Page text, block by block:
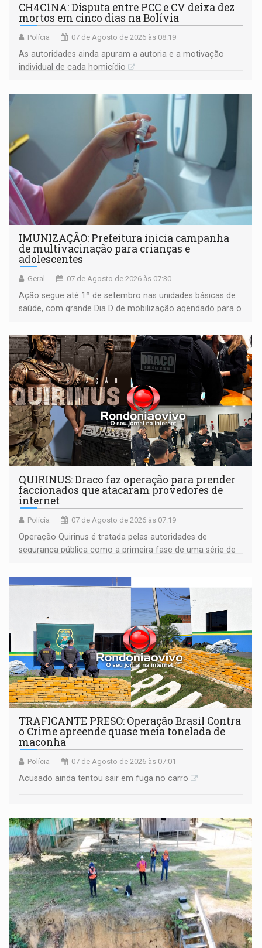
CH4C1NA: Disputa entre PCC e CV deixa dez
mortos em cinco dias na Bolívia
Polícia 07 de Agosto de 2026 às 08:19
As autoridades ainda apuram a autoria e a motivação
individual de cada homicídio
IMUNIZAÇÃO: Prefeitura inicia campanha
de multivacinação para crianças e
adolescentes
Geral 07 de Agosto de 2026 às 07:30
Ação segue até 1º de setembro nas unidades básicas de
saúde, com grande Dia D de mobilização agendado para o
QUIRINUS: Draco faz operação para prender
faccionados que atacaram provedores de
internet
Polícia 07 de Agosto de 2026 às 07:19
Operação Quirinus é tratada pelas autoridades de
segurança pública como a primeira fase de uma série de
TRAFICANTE PRESO: Operação Brasil Contra
o Crime apreende quase meia tonelada de
maconha
Polícia 07 de Agosto de 2026 às 07:01
Acusado ainda tentou sair em fuga no carro